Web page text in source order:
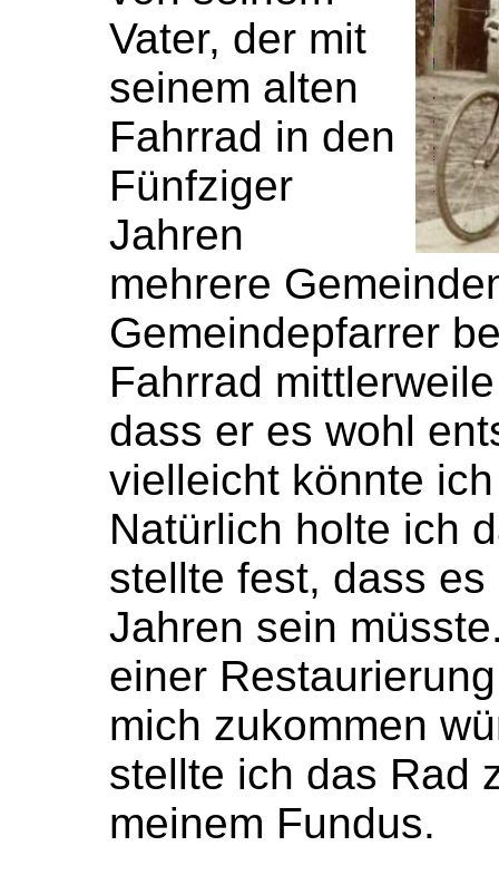
Vater, der mit
seinem alten
Fahrrad in den
Fünfziger
Jahren
mehrere
Gemeindepfarrer
Fahrrad
dass er es wohl
vielleicht könnte
Natürlich holte ich
stellte fest, dass
Jahren sein
einer
mich zukommen
stellte ich das Rad
meinem Fundus.